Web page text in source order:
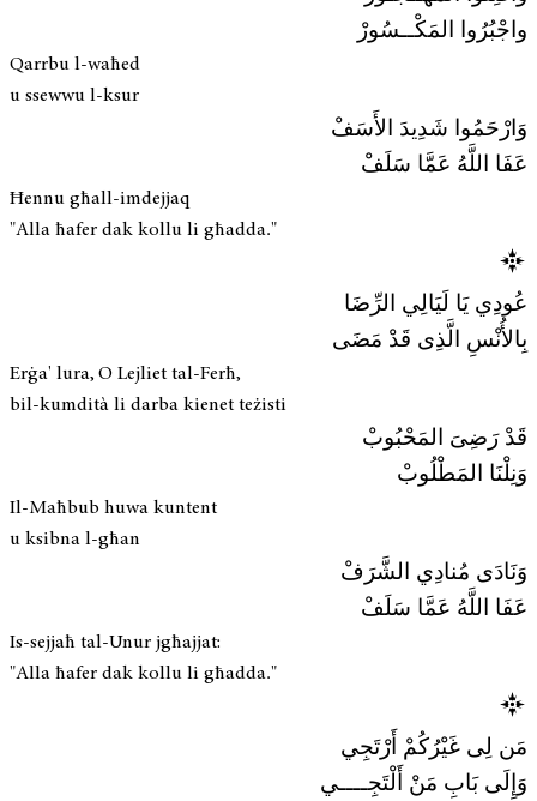
واجْبُرُوا المَكْــسُورْ
Qarrbu l-waħed
u ssewwu l-ksur
وَارْحَمُوا شَدِيدَ الأَسَفْ
عَفَا اللَّهُ عَمَّا سَلَفْ
Ħennu għall-imdejjaq
"Alla ħafer dak kollu li għadda."
عُودِي يَا لَيَالِي الرِّضَا
بِالأُنْسِ الَّذِى قَدْ مَضَى
Erġa' lura, O Lejliet tal-Ferħ,
bil-kumdità li darba kienet teżisti
قَدْ رَضِىَ المَحْبُوبْ
وَنِلْنَا المَطْلُوبْ
Il-Maħbub huwa kuntent
u ksibna l-għan
وَنَادَى مُنادِي الشَّرَفْ
عَفَا اللَّهُ عَمَّا سَلَفْ
Is-sejjaħ tal-Unur jgħajjat:
"Alla ħafer dak kollu li għadda."
مَن لِى غَيْرُكُمْ أَرْتَجِي
وَإِلَى بَابِ مَنْ أَلْتَجِــــي